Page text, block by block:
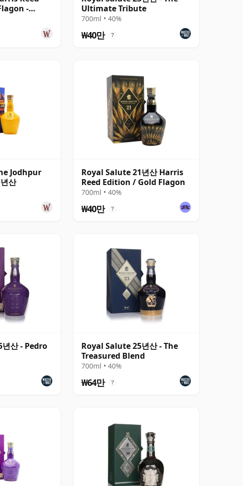
-
산
Ultimate Tribute
700ml • 40%
₩40만 ?
Jodhpur
산
Royal Salute 21년산 Harris
Reed Edition / Gold Flagon
700ml • 40%
₩40만 ?
산 - Pedro
Royal Salute 25년산 - The
Treasured Blend
700ml • 40%
₩64만 ?